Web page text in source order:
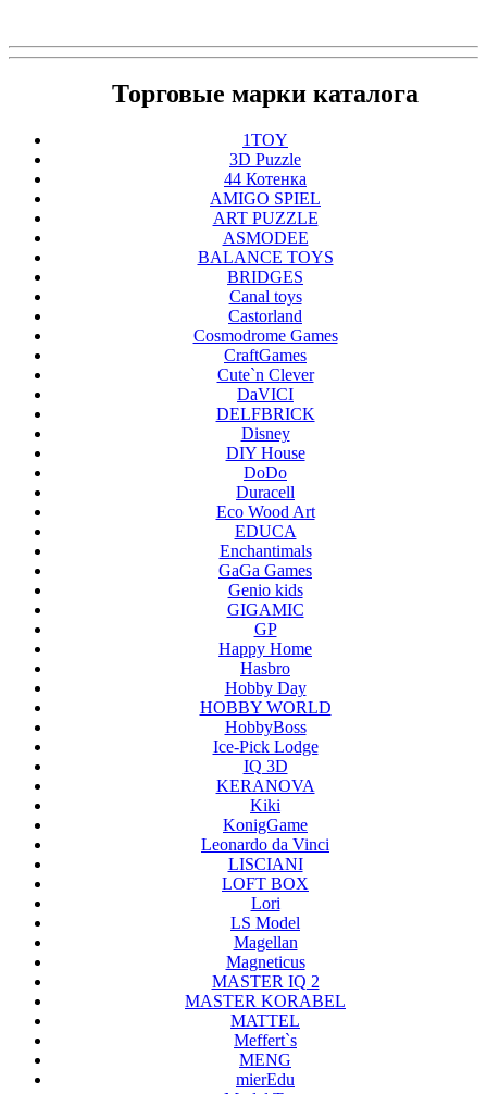
Торговые марки каталога
1TOY
3D Puzzle
44 Котенка
AMIGO SPIEL
ART PUZZLE
ASMODEE
BALANCE TOYS
BRIDGES
Canal toys
Castorland
Cosmodrome Games
CraftGames
Cute`n Clever
DaVICI
DELFBRICK
Disney
DIY House
DoDo
Duracell
Eco Wood Art
EDUCA
Enchantimals
GaGa Games
Genio kids
GIGAMIC
GP
Happy Home
Hasbro
Hobby Day
HOBBY WORLD
HobbyBoss
Ice-Pick Lodge
IQ 3D
KERANOVA
Kiki
KonigGame
Leonardo da Vinci
LISCIANI
LOFT BOX
Lori
LS Model
Magellan
Magneticus
MASTER IQ 2
MASTER KORABEL
MATTEL
Meffert`s
MENG
mierEdu